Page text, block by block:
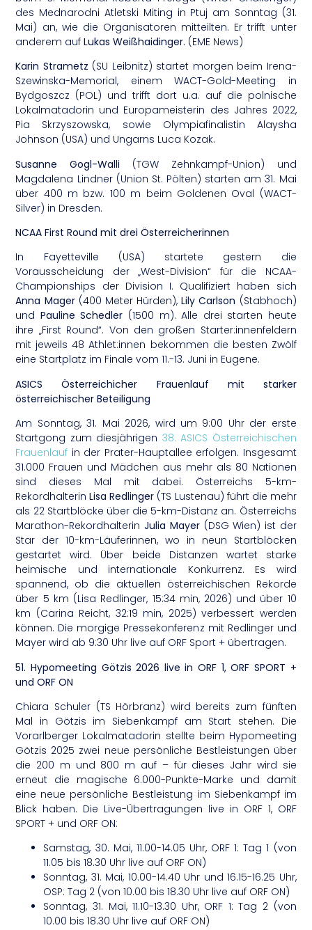
des Mednarodni Atletski Miting in Ptuj am Sonntag (31.
Mai) an, wie die Organisatoren mitteilten. Er trifft unter
anderem aufLukas Weißhaidinger. (EME News)
Karin Strametz (SU Leibnitz) startet morgen beim Irena-
Szewinska-Memorial, einem WACT-Gold-Meeting in
Bydgoszcz (POL) und trifft dort u.a. auf die polnische
Lokalmatadorin und Europameisterin des Jahres 2022,
Pia Skrzyszowska, sowie Olympiafinalistin Alaysha
Johnson (USA) und Ungarns Luca Kozak.
Susanne Gogl-Walli (TGW Zehnkampf-Union) und
Magdalena Lindner (Union St. Pölten) starten am 31. Mai
über 400 m bzw. 100 m beim Goldenen Oval (WACT-
Silver) in Dresden.
NCAA First Round mit drei Österreicherinnen
In Fayetteville (USA) startete gestern die
Vorausscheidung der „West-Division“ für die NCAA-
Championships der Division I. Qualifiziert haben sich
Anna Mager(400 Meter Hürden),Lily Carlson (Stabhoch)
und Pauline Schedler (1500 m). Alle drei starten heute
ihre „First Round“. Von den großen Starter:innenfeldern
mit jeweils 48 Athlet:innen bekommen die besten Zwölf
eine Startplatz im Finale vom 11.-13. Juni in Eugene.
ASICS Österreichicher Frauenlauf mit starker
österreichischer Beteiligung
Am Sonntag, 31. Mai 2026, wird um 9:00 Uhr der erste
Startgong zum diesjährigen 38. ASICS Österreichischen
Frauenlauf in der Prater-Hauptallee erfolgen. Insgesamt
31.000 Frauen und Mädchen aus mehr als 80 Nationen
sind dieses Mal mit dabei. Österreichs 5-km-
RekordhalterinLisa Redlinger (TS Lustenau) führt die mehr
als 22 Startblöcke über die 5-km-Distanz an. Österreichs
Marathon-RekordhalterinJulia Mayer(DSG Wien) ist der
Star der 10-km-Läuferinnen, wo in neun Startblöcken
gestartet wird. Über beide Distanzen wartet starke
heimische und internationale Konkurrenz. Es wird
spannend, ob die aktuellen österreichischen Rekorde
über 5 km (Lisa Redlinger, 15:34 min, 2026) und über 10
km (Carina Reicht, 32:19 min, 2025) verbessert werden
können. Die morgige Pressekonferenz mit Redlinger und
Mayer wird ab 9:30 Uhr live auf ORF Sport + übertragen.
51. Hypomeeting Götzis 2026 live in ORF 1, ORF SPORT +
und ORF ON
Chiara Schuler (TS Hörbranz) wird bereits zum fünften
Mal in Götzis im Siebenkampf am Start stehen. Die
Vorarlberger Lokalmatadorin stellte beim Hypomeeting
Götzis 2025 zwei neue persönliche Bestleistungen über
die 200 m und 800 m auf – für dieses Jahr wird sie
erneut die magische 6.000-Punkte-Marke und damit
eine neue persönliche Bestleistung im Siebenkampf im
Blick haben. Die Live-Übertragungen live in ORF 1, ORF
SPORT + und ORF ON:
Samstag, 30. Mai, 11.00-14.05 Uhr, ORF 1: Tag 1 (von
11.05 bis 18.30 Uhr live auf ORF ON)
Sonntag, 31. Mai, 10.00-14.40 Uhr und 16.15-16.25 Uhr,
OSP: Tag 2 (von 10.00 bis 18.30 Uhr live auf ORF ON)
Sonntag, 31. Mai, 11.10-13.30 Uhr, ORF 1: Tag 2 (von
10.00 bis 18.30 Uhr live auf ORF ON)